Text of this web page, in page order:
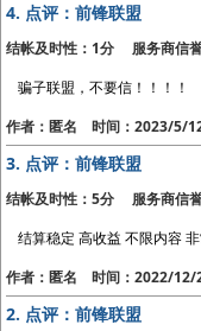
4. 点评：前锋联盟
结帐及时性：1分 服务商信
骗子联盟，不要信！！！！
作者：匿名 时间：2023/5/
3. 点评：前锋联盟
结帐及时性：5分 服务商信
结算稳定 高收益 不限内容
作者：匿名 时间：2022/12/
2. 点评：前锋联盟